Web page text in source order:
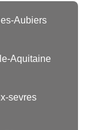
Aubiers
Aquitaine
sevres